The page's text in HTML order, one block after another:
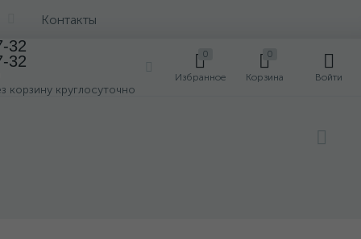
Контакты
32
32
корзину круглосуточно
0
Избранное
0
Корзина Войти